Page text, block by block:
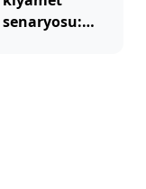
senaryosu: